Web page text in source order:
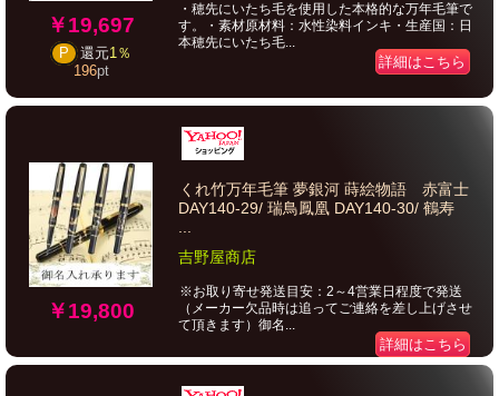
￥19,697
P 還元1％
196pt
・穂先にいたち毛を使用した本格的な万年毛筆で
す。・素材原材料：水性染料インキ・生産国：日
本穂先にいたち毛...
詳細はこちら
￥19,800
くれ竹万年毛筆 夢銀河 蒔絵物語 赤富士
DAY140-29/ 瑞鳥鳳凰 DAY140-30/ 鶴寿
吉野屋商店
※お取り寄せ発送目安：2～4営業日程度で発送
（メーカー欠品時は追ってご連絡を差し上げさせ
て頂きます）御名...
詳細はこちら